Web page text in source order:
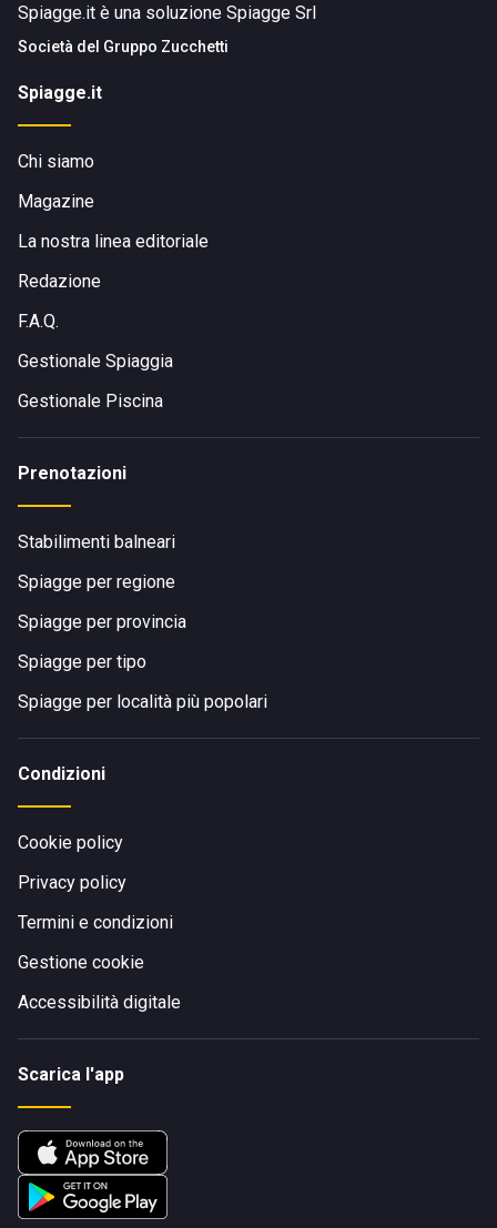
Spiagge.it è una soluzione Spiagge Srl
Società del Gruppo Zucchetti
Spiagge.it
Chi siamo
Magazine
La nostra linea editoriale
Redazione
F.A.Q.
Gestionale Spiaggia
Gestionale Piscina
Prenotazioni
Stabilimenti balneari
Spiagge per regione
Spiagge per provincia
Spiagge per tipo
Spiagge per località più popolari
Condizioni
Cookie policy
Privacy policy
Termini e condizioni
Gestione cookie
Accessibilità digitale
Scarica l'app